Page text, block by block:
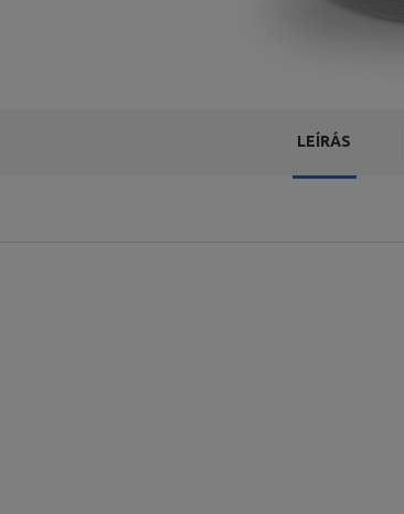
LEÍRÁS